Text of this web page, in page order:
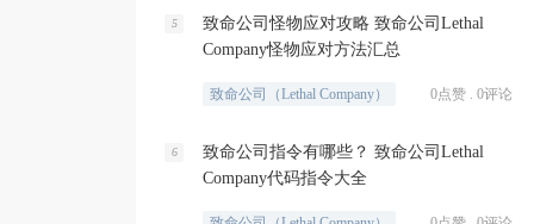
5
致命公司怪物应对攻略 致命公司Lethal
Company怪物应对方法汇总
致命公司（Lethal Company） 0点赞 . 0评论
6
致命公司指令有哪些？ 致命公司Lethal
Company代码指令大全